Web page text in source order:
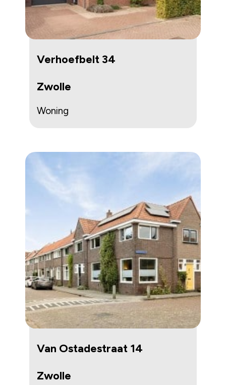
Verhoefbelt 34
Zwolle
Woning
Van Ostadestraat 14
Zwolle